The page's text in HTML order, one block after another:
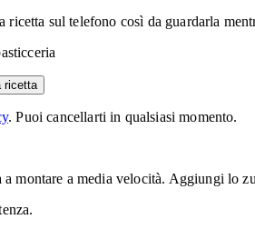
sul telefono così da guardarla
ricetta
. Puoi cancellarti in qualsiasi momento.
montare a media velocità. Aggiungi lo